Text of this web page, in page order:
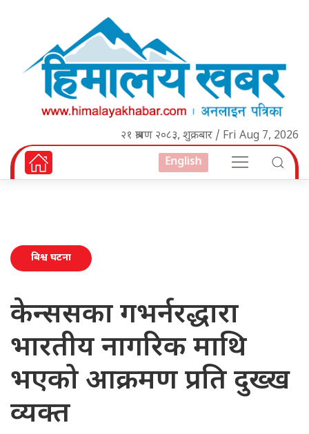
२१ श्रावण २०८३, शुक्रबार / Fri Aug 7, 2026
English
बिश्व घटना
केन्ससका गभर्नरद्धारा
भारतीय नागरिक माथि
भएको आक्रमण प्रति दुख्ख
व्यक्त